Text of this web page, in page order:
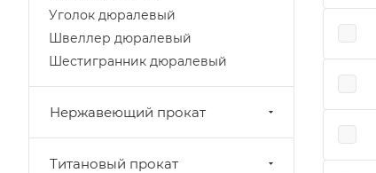
Уголок дюралевый
Швеллер дюралевый
Шестигранник дюралевый
Нержавеющий прокат
Титановый прокат